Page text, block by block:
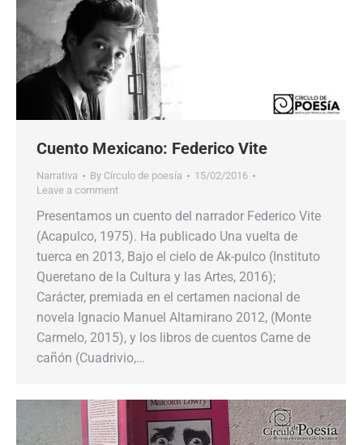
Cuento Mexicano: Federico Vite
Narrativa By Círculo de poesía
15/02/2016
Leave a comment
Presentamos un cuento del narrador Federico Vite
(Acapulco, 1975). Ha publicado Una vuelta de
tuerca en 2013, Bajo el cielo de Ak-pulco (Instituto
Queretano de la Cultura y las Artes, 2016);
Carácter, premiada en el certamen nacional de
novela Ignacio Manuel Altamirano 2012, (Monte
Carmelo, 2015), y los libros de cuentos Carne de
cañón (Cuadrivio,…